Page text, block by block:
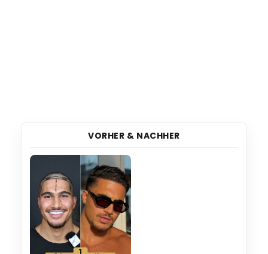
VORHER & NACHHER